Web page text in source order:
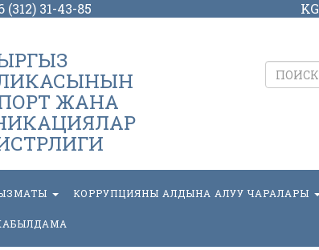
31-43-85 KG
ЖАНА
КОРРУПЦИЯНЫ АЛДЫНА АЛУУ ЧАРАЛАРЫ